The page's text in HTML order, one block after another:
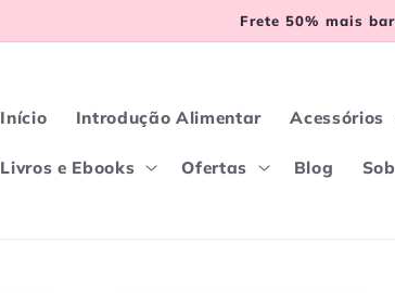
Frete 50% mais
Início Introdução Alimentar Acessórios
Livros e Ebooks Ofertas Blog